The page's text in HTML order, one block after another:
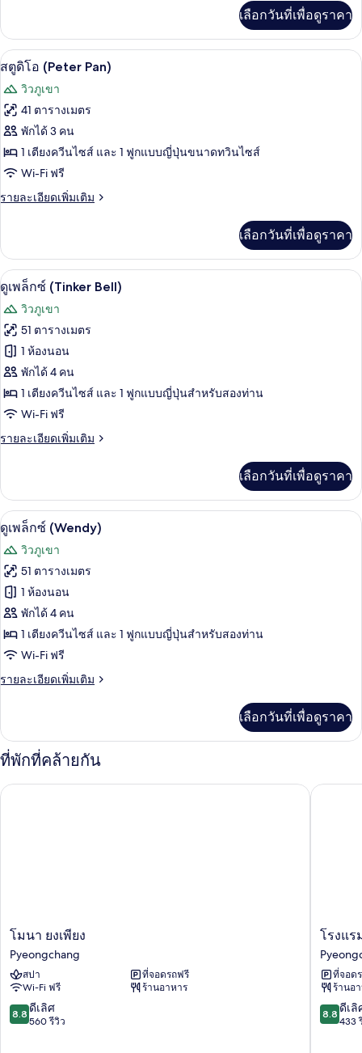
เกี่ยว
กับ
สตู
โอ
(Captain
Hook)
เลือกวันที่เพื่อดูราคา
เปิด
ภาพถ่าย
ทั้งหมด
ของ
สตู
ดิโอ
(Peter
4
สตูดิโอ (Peter Pan)
วิวภูเขา
41 ตารางเมตร
พักได้ 3 คน
1 เตียงควีนไซส์ และ 1 ฟูกแบบญี่ปุ่นขนาดทวินไซส์
Wi-Fi ฟรี
รายละเอียดเพิ่มเติม
ราย
เกี่ยว
กับ
สตู
ดิ
โอ
(Peter
Pan)
เลือกวันที่เพื่อดูราคา
เปิด
ภาพถ่าย
ทั้งหมด
ของ
ดู
เพล็
กซ์
(Tinker
6
ดูเพล็กซ์ (Tinker Bell)
วิวภูเขา
51 ตารางเมตร
1 ห้องนอน
พักได้ 4 คน
1 เตียงควีนไซส์ และ 1 ฟูกแบบญี่ปุ่นสำหรับสองท่าน
Wi-Fi ฟรี
รายละเอียดเพิ่มเติม
ราย
เกี่ยว
กับ
ดู
เพล็
กซ์
(Tinker
Bell)
เลือกวันที่เพื่อดูราคา
เปิด
ภาพถ่าย
ทั้งหมด
ของ
ดู
เพล็
กซ์
(Wendy)
6
ดูเพล็กซ์ (Wendy)
วิวภูเขา
51 ตารางเมตร
1 ห้องนอน
พักได้ 4 คน
1 เตียงควีนไซส์ และ 1 ฟูกแบบญี่ปุ่นสำหรับสองท่าน
Wi-Fi ฟรี
รายละเอียดเพิ่มเติม
ราย
เกี่ยว
กับ
ดู
เพล็
กซ์
เลือกวันที่เพื่อดูราคา
ที่พักที่คล้ายกัน
โมนา
ยง
เพียง
Pyeongchang
โมนา ยงเพียง
Pyeongchang
สปา
ที่จอดรถฟรี
Wi-Fi ฟรี
ร้านอาหาร
8.8
จาก
8.8 ดีเลิศ
560 รีวิว
โมนา ยงเพียง
โรงแรม
อัม
โรงแร
ที่จอด
ร้านอ
8.8
จาก
8.8 ดีเลิ
433
โรงแรม